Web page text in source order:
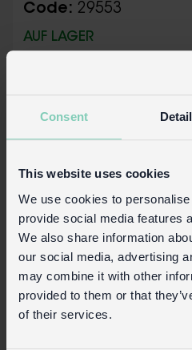
Consent
This website uses cookies
We use cookies to
provide social media features
We also share information
our social media, advertising
may combine it with other
provided to them or that
of their services.
Code: 29553
AUF LAGER
Diese ausgefallenen
Produktinformationen
Kaufen Sie auf unserer